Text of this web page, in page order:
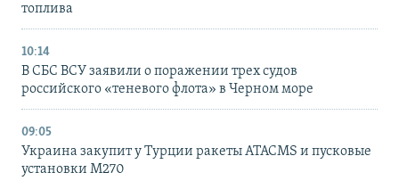
топлива
10:14
В СБС ВСУ заявили о поражении трех судов
российского «теневого флота» в Черном море
09:05
Украина закупит у Турции ракеты ATACMS и пусковые
установки M270